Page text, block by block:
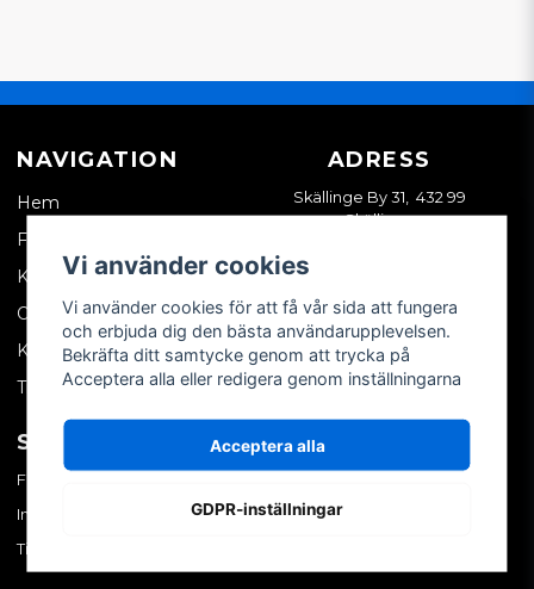
NAVIGATION
Hem
Företagskund
Kontakta oss
Om oss
Köpvillkor
Tips & trix
ADRESS
Skällinge By 31, 432 99
Skällinge
SOCIALA MEDIER
Facebook
Instagram
TikTok
MITT KONTO
Skapa konto
Vi använder cookies
Vi använder cookies för att få vår sida att fungera
och erbjuda dig den bästa användarupplevelsen.
Bekräfta ditt samtycke genom att trycka på
Acceptera alla eller redigera genom inställningarna
Acceptera alla
GDPR-inställningar